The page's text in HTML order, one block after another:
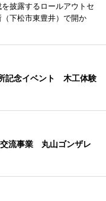
披露するロールアウトセ
下松市東豊井）で開か
記念イベント 木工体験
流事業 丸山ゴンザレ